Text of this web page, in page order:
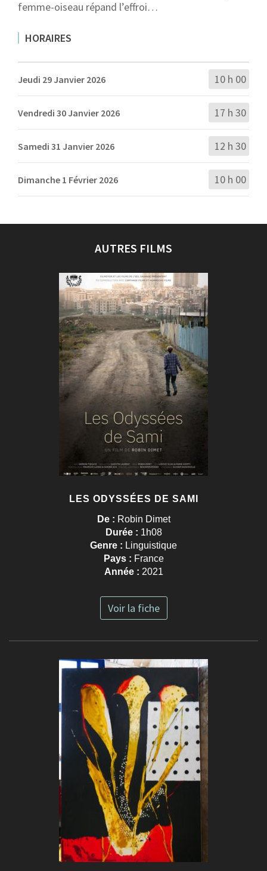
femme-oiseau répand l’effroi…
HORAIRES
Jeudi 29 Janvier 2026 10 h 00
Vendredi 30 Janvier 2026 17 h 30
Samedi 31 Janvier 2026 12 h 30
Dimanche 1 Février 2026 10 h 00
AUTRES FILMS
LES ODYSSÉES DE SAMI
De : Robin Dimet
Durée : 1h08
Genre : Linguistique
Pays : France
Année : 2021
Voir la fiche